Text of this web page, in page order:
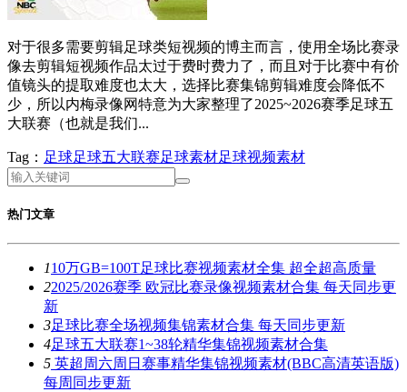
对于很多需要剪辑足球类短视频的博主而言，使用全场比赛录
像去剪辑短视频作品太过于费时费力了，而且对于比赛中有价
值镜头的提取难度也太大，选择比赛集锦剪辑难度会降低不
少，所以内梅录像网特意为大家整理了2025~2026赛季足球五
大联赛（也就是我们...
Tag： 足球足球五大联赛足球素材足球视频素材
热门文章
110万GB=100T足球比赛视频素材全集 超全超高质量
22025/2026赛季 欧冠比赛录像视频素材合集 每天同步更
新
3足球比赛全场视频集锦素材合集 每天同步更新
4足球五大联赛1~38轮精华集锦视频素材合集
5 英超周六周日赛事精华集锦视频素材(BBC高清英语版)
每周同步更新